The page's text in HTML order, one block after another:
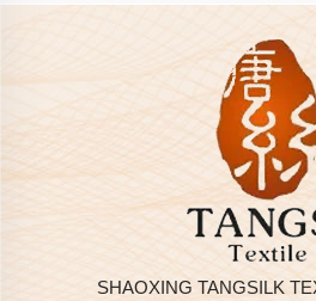
SHAOXING TANGSILK